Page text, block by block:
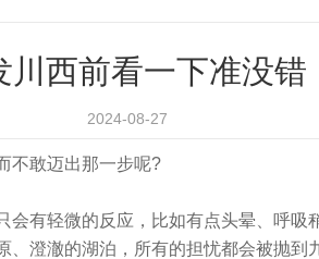
川西前看一下准没错
2024-08-27
不敢迈出那一步呢?
有轻微的反应，比如有点头晕、呼吸
澄澈的湖泊，所有的担忧都会被抛到